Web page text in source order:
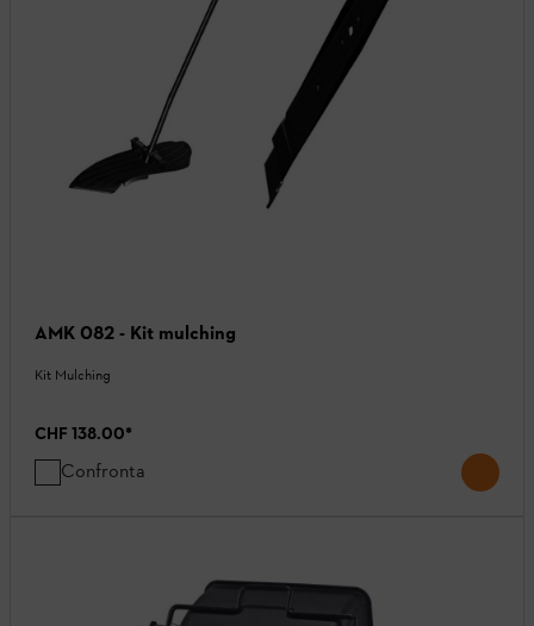
AMK 082 - Kit mulching
Kit Mulching
CHF 138.00*
Confronta